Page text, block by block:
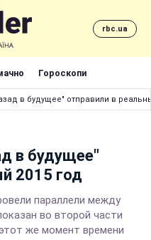
rbc.ua
Гороскопи
в будущее" отправили в
в будущее"
2015 год
параллели между
во второй части
же момент времени